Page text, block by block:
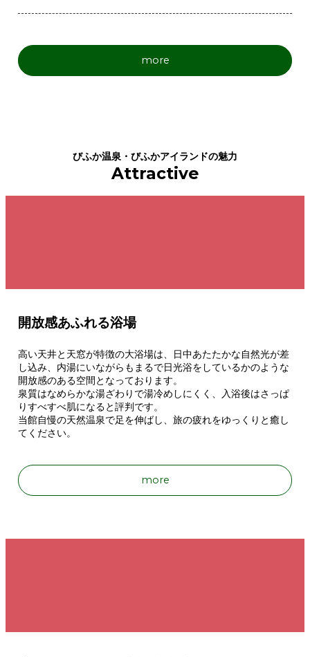
more
びふか温泉・びふかアイランドの魅力
Attractive
開放感あふれる浴場
高い天井と天窓が特徴の大浴場は、日中あたたかな自然光が差
し込み、内湯にいながらもまるで日光浴をしているかのような
開放感のある空間となっております。
泉質はなめらかな湯ざわりで湯冷めしにくく、入浴後はさっぱ
りすべすべ肌になると評判です。
当館自慢の天然温泉で足を伸ばし、旅の疲れをゆっくりと癒し
てください。
more